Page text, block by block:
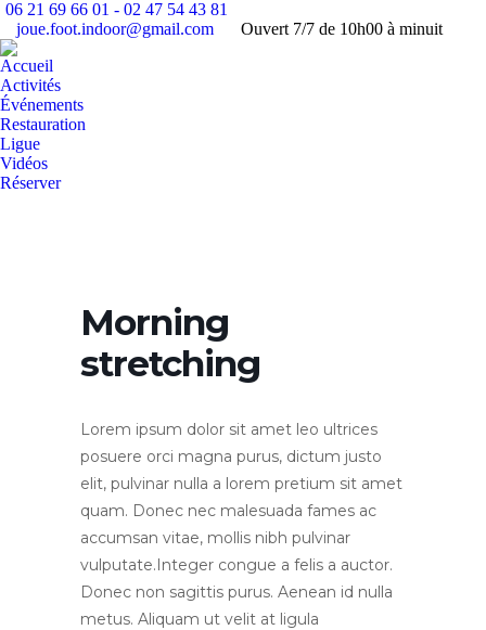
06 21 69 66 01 - 02 47 54 43 81
joue.foot.indoor@gmail.com
Ouvert 7/7 de 10h00 à minuit
Accueil
Activités
Événements
Restauration
Ligue
Vidéos
Réserver
Morning
stretching
Lorem ipsum dolor sit amet leo ultrices
posuere orci magna purus, dictum justo
elit, pulvinar nulla a lorem pretium sit amet
quam. Donec nec malesuada fames ac
accumsan vitae, mollis nibh pulvinar
vulputate.Integer congue a felis a auctor.
Donec non sagittis purus. Aenean id nulla
metus. Aliquam ut velit at ligula